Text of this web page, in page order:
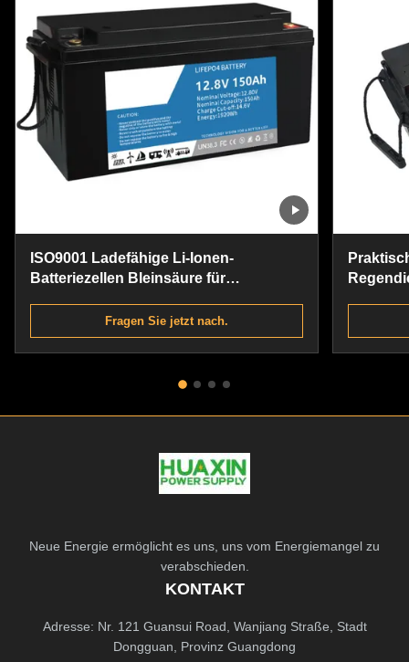
ISO9001 Ladefähige Li-Ionen-
Batteriezellen Bleinsäure für
Fragen Sie jetzt nach.
Neue Energie ermöglicht es uns, uns vom Energiemangel zu
verabschieden.
KONTAKT
Adresse: Nr. 121 Guansui Road, Wanjiang Straße, Stadt
Dongguan, Provinz Guangdong